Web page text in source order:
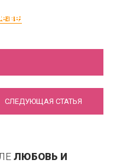
вещи ни в коем
для серьезных
СЛЕДУЮЩАЯ СТАТЬЯ
ЛЮБОВЬ И